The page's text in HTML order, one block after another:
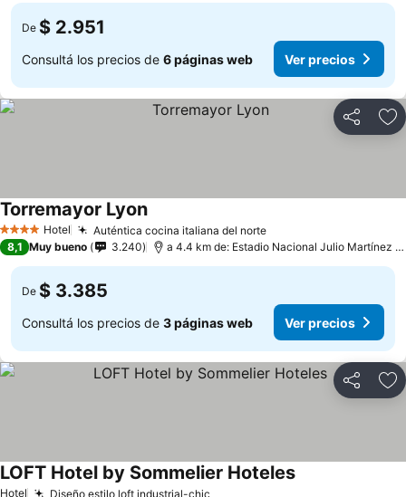
De $ 2.951
Consultá los precios de 6 páginas web Ver precios
Compartir
4 EstrellasHotel Auténtica cocina italiana del norte
Torremayor Lyon
8,1 Muy bueno 3.240 a 4.4 km de: Estadio Nacional Julio Martínez Prádanos
De $ 3.385
Consultá los precios de 3 páginas web Ver precios
Compartir
Hotel Diseño estilo loft industrial-chic
LOFT Hotel by Sommelier Hoteles